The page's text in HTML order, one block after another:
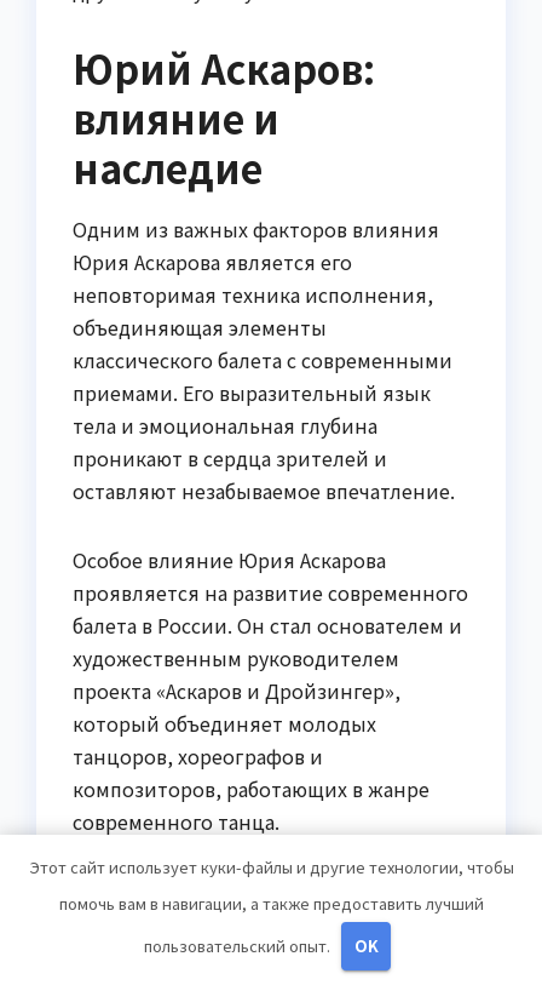
Юрий Аскаров:
влияние и
наследие
Одним из важных факторов влияния
Юрия Аскарова является его
неповторимая техника исполнения,
объединяющая элементы
классического балета с современными
приемами. Его выразительный язык
тела и эмоциональная глубина
проникают в сердца зрителей и
оставляют незабываемое впечатление.
Особое влияние Юрия Аскарова
проявляется на развитие современного
балета в России. Он стал основателем и
художественным руководителем
проекта «Аскаров и Дройзингер»,
который объединяет молодых
танцоров, хореографов и
композиторов, работающих в жанре
современного танца.
вносит значимый вклад в развитие
балетного искусства, расширяя его
Этот сайт использует куки-файлы и другие технологии, чтобы
помочь вам в навигации, а также предоставить лучший
пользовательский опыт.
OK